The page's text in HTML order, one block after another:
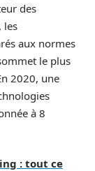
des
les
aux normes
le plus
2020, une
à 8
: tout ce